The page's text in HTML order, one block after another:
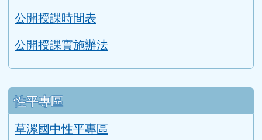
公開授課時間表
公開授課實施辦法
性平專區
草漯國中性平專區